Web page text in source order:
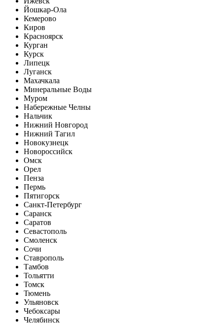
Йошкар-Ола
Кемерово
Киров
Красноярск
Курган
Курск
Липецк
Луганск
Махачкала
Минеральные Воды
Муром
Набережные Челны
Нальчик
Нижний Новгород
Нижний Тагил
Новокузнецк
Новороссийск
Омск
Орел
Пенза
Пермь
Пятигорск
Санкт-Петербург
Саранск
Саратов
Севастополь
Смоленск
Сочи
Ставрополь
Тамбов
Тольятти
Томск
Тюмень
Ульяновск
Чебоксары
Челябинск